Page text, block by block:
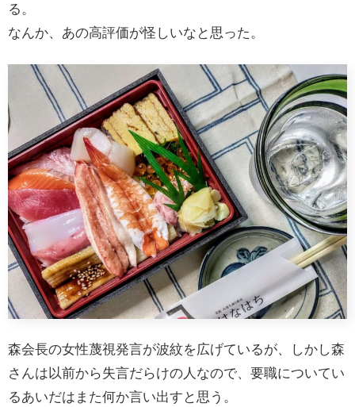
る。
なんか、あの高評価が怪しいなと思った。
森会長の女性蔑視発言が波紋を広げているが、しかし森
さんは以前から失言だらけの人なので、要職についてい
るあいだはまた何か言い出すと思う。